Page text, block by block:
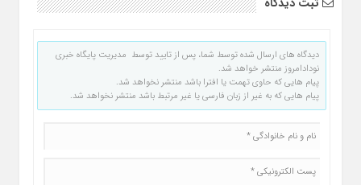
دیدگاه های ارسال شده توسط شما، پس از تایید توسط مدیریت پایگاه خبری
نودادامروز منتشر خواهد شد.
پیام هایی که حاوی تهمت یا افترا باشد منتشر نخواهد شد.
پیام هایی که به غیر از زبان فارسی یا غیر مرتبط باشد منتشر نخواهد شد.